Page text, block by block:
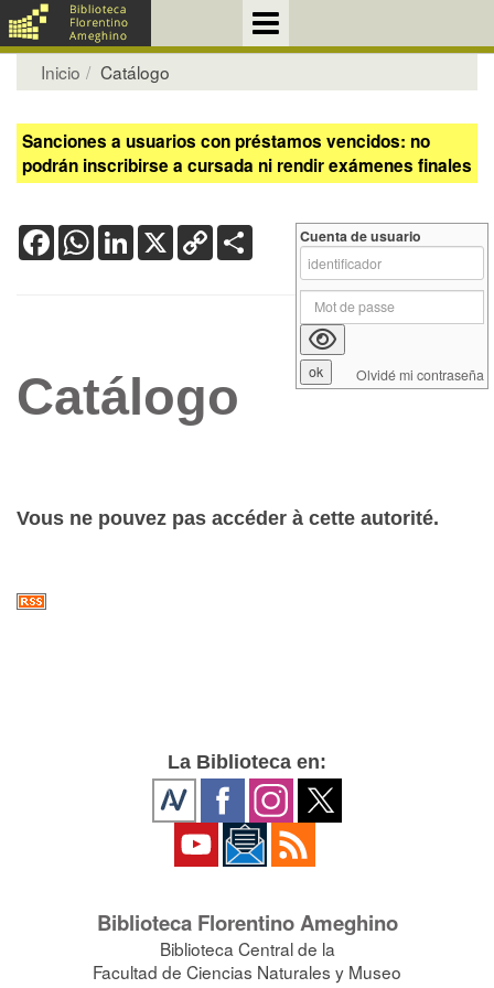
Inicio Catálogo
Sanciones a usuarios con préstamos vencidos: no
podrán inscribirse a cursada ni rendir exámenes finales
FacebookWhatsApp
LinkedIn
X Copy
Link
Catálogo
Vous ne pouvez pas accéder à cette autorité.
Cuenta de usuario
Olvidé mi contraseña
La Biblioteca en:
Biblioteca Florentino Ameghino
Biblioteca Central de la
Facultad de Ciencias Naturales y Museo